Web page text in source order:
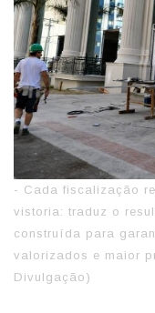
- Cada fiscalização
vistoria: traduz o
construída para
valorizados e maior
Divulgação)